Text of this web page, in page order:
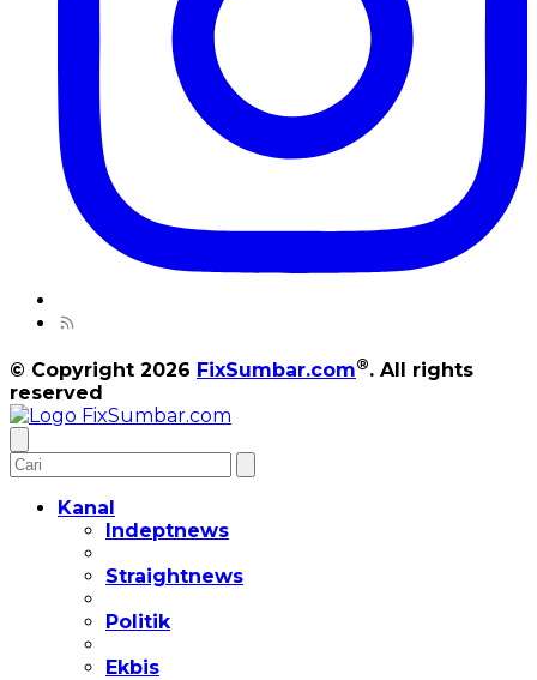
© Copyright 2026 FixSumbar.com®. All rights
reserved
Kanal
Indeptnews
Straightnews
Politik
Ekbis